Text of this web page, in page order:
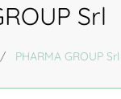
Srl
PHARMA GROUP Srl